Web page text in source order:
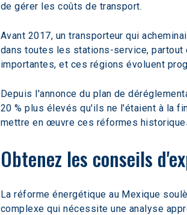
de gérer les coûts de transport.
Avant 2017, un transporteur qui
dans toutes les stations-service, partout
importantes, et ces régions évoluent
Depuis l'annonce du plan de
20 % plus élevés qu'ils ne l'étaient à la
mettre en œuvre ces réformes
Obtenez les conseils
La réforme énergétique au Mexique
complexe qui nécessite une analyse